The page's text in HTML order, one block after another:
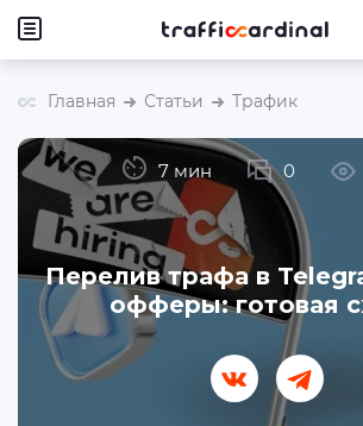
Главная Статьи Трафик
Перелив трафа в
офферы: готовая
7 мин 0